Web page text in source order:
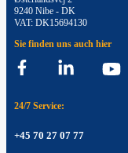
9240 Nibe - DK
VAT: DK15694130
Sie finden uns auch hier
24/7 Service:
+45 70 27 07 77